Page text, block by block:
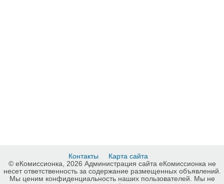
Контакты
Карта сайта
© еКомиссионка, 2026 Администрация сайта еКомиссионка не
несет ответственность за содержание размещенных объявлений.
Мы ценим конфиденциальность наших пользователей. Мы не